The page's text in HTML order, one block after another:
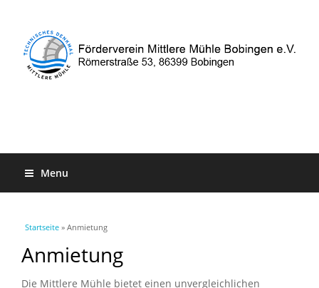
Menu
Sie sind hier
Startseite » Anmietung
Anmietung
Die Mittlere Mühle bietet einen unvergleichlichen